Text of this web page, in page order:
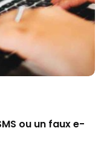
ou un faux e-